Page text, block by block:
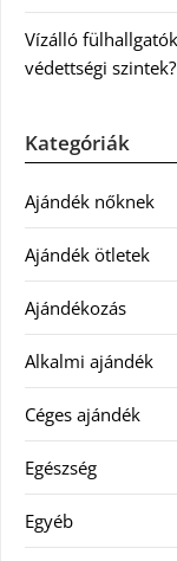
Vízálló
védettségi szintek?
Kategóriák
Ajándék nőknek
Ajándék ötletek
Ajándékozás
Alkalmi ajándék
Céges ajándék
Egészség
Egyéb